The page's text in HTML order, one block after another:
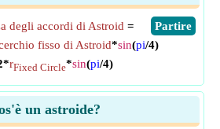
​Partire
degli accordi di Astroid =
fisso di Astroid*sin(pi/4)
rFixed Circle*sin(pi/4)
un astroide?